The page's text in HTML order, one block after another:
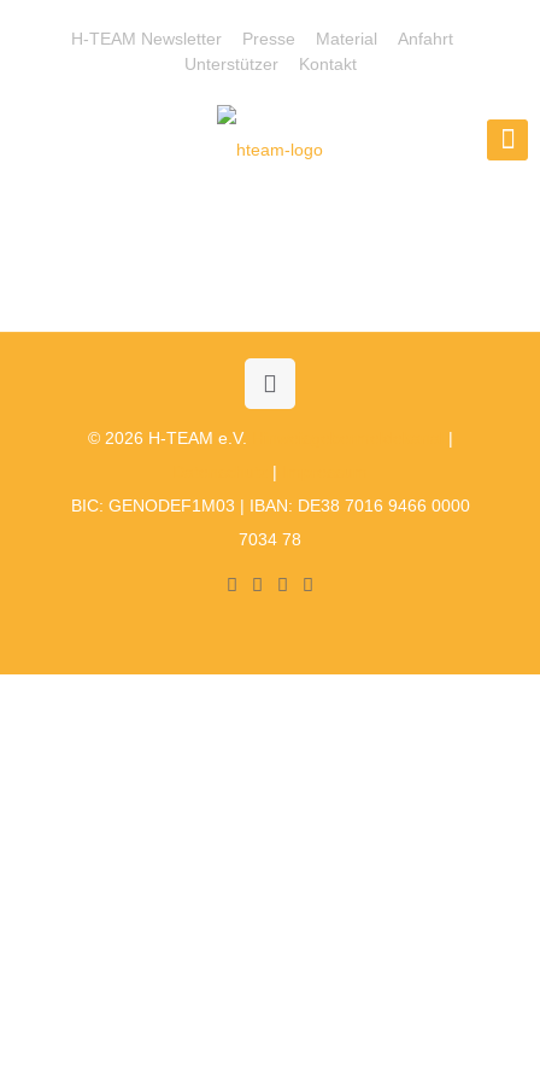
H-TEAM Newsletter Presse Material
Anfahrt
Unterstützer
Kontakt
© 2026 H-TEAM e.V.
|
|
BIC: GENODEF1M03 | IBAN: DE38 7016 9466 0000
7034 78